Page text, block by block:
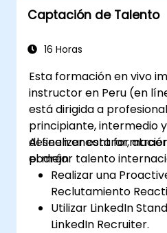
Captación de Talento
16 Horas
Esta formación en vivo
instructor en Peru (en
está dirigida a
principiante, intermedio
deseen encontrar,
el mejor talento
Al finalizar esta
podrán:
Realizar una
Reclutamiento
Utilizar LinkedIn
LinkedIn Recruiter.